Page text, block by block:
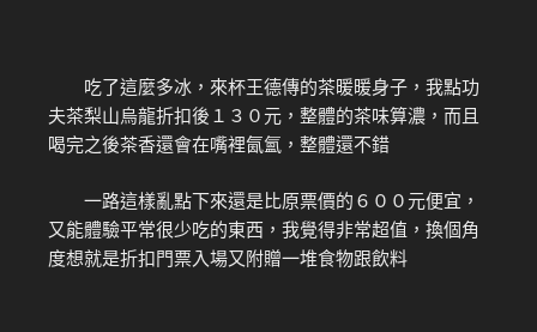
吃了這麼多冰，來杯王德傳的茶暖暖身子，我點功
夫茶梨山烏龍折扣後１３０元，整體的茶味算濃，而且
喝完之後茶香還會在嘴裡氤氳，整體還不錯
一路這樣亂點下來還是比原票價的６００元便宜，
又能體驗平常很少吃的東西，我覺得非常超值，換個角
度想就是折扣門票入場又附贈一堆食物跟飲料